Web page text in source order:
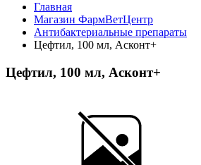
Главная
Магазин ФармВетЦентр
Антибактериальные препараты
Цефтил, 100 мл, Асконт+
Цефтил, 100 мл, Асконт+